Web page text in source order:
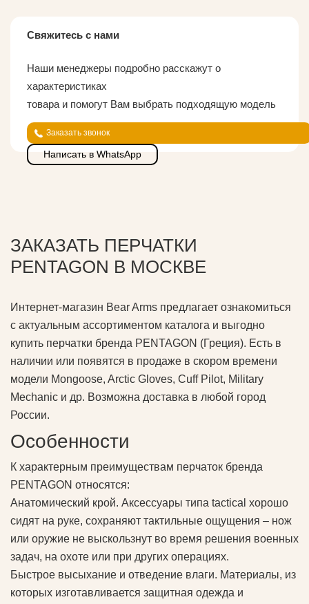
Свяжитесь с нами
Наши менеджеры подробно расскажут о
характеристиках
товара и помогут Вам выбрать подходящую модель
Заказать звонок
Написать в WhatsApp
ЗАКАЗАТЬ ПЕРЧАТКИ
PENTAGON В МОСКВЕ
Интернет-магазин Bear Arms предлагает ознакомиться
с актуальным ассортиментом каталога и выгодно
купить перчатки бренда PENTAGON (Греция). Есть в
наличии или появятся в продаже в скором времени
модели Mongoose, Arctic Gloves, Cuff Pilot, Military
Mechanic и др. Возможна доставка в любой город
России.
Особенности
К характерным преимуществам перчаток бренда
PENTAGON относятся:
Анатомический крой. Аксессуары типа tactical хорошо
сидят на руке, сохраняют тактильные ощущения – нож
или оружие не выскользнут во время решения военных
задач, на охоте или при других операциях.
Быстрое высыхание и отведение влаги. Материалы, из
которых изготавливается защитная одежда и